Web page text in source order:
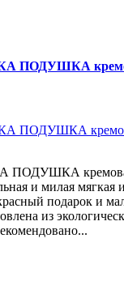
ПОДУШКА
ПОДУШКА
и милая мягкая
подарок и
из